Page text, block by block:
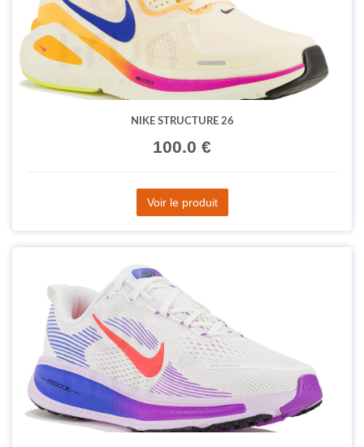
NIKE STRUCTURE 26
100.0 €
Voir le produit